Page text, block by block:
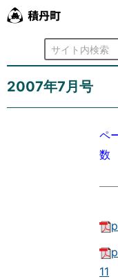
検
索
2007年7月号
ペ
数
11